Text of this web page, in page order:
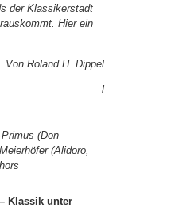
der Klassikerstadt
Hier ein
Von Roland H. Dippel
l
(Don
(Alidoro,
Klassik unter